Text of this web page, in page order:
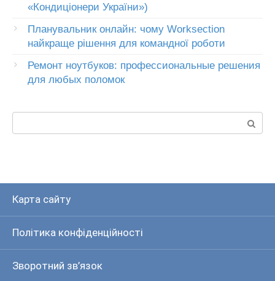
«Кондиціонери України»)
Планувальник онлайн: чому Worksection
найкраще рішення для командної роботи
Ремонт ноутбуков: профессиональные решения
для любых поломок
Карта сайту
Політика конфіденційності
Зворотний зв’язок